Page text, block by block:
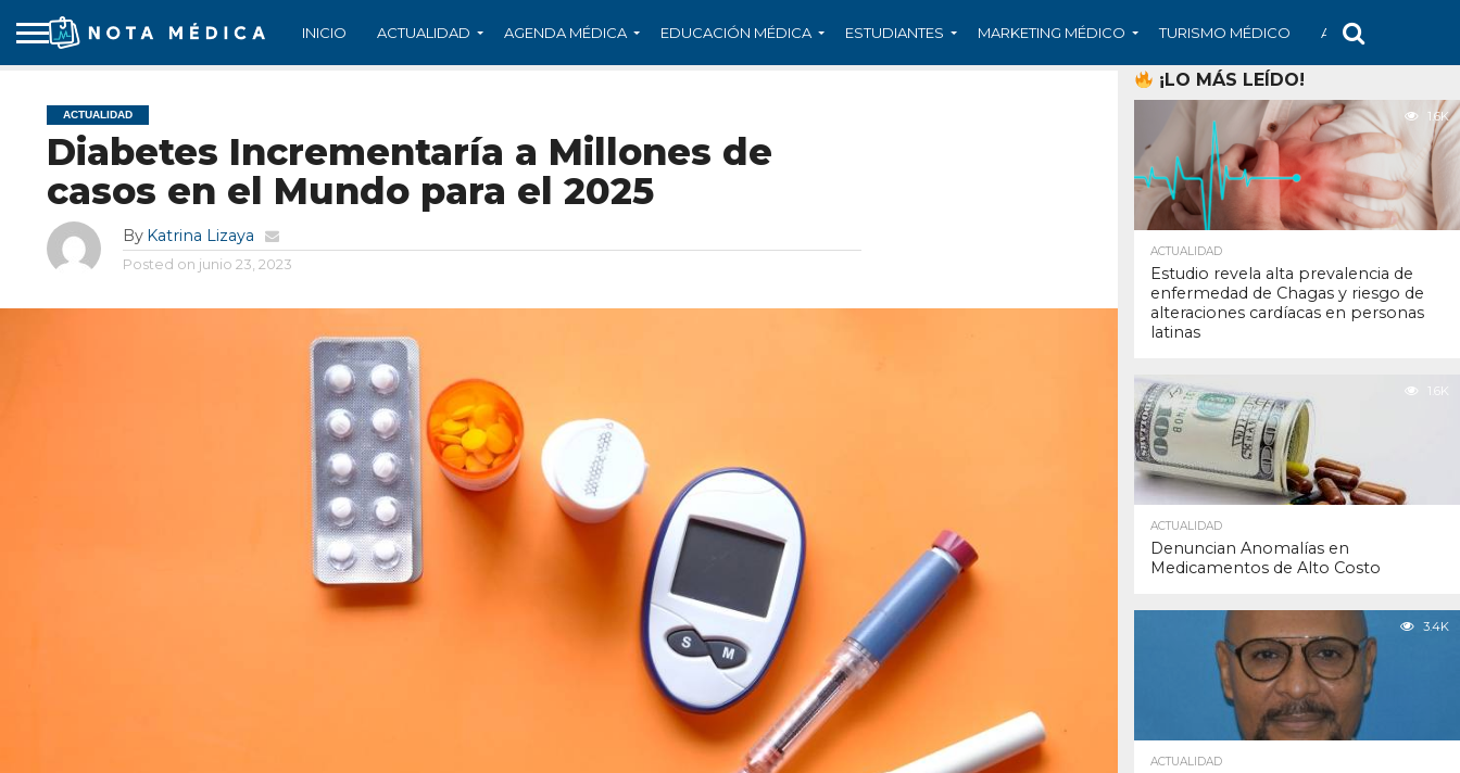
INICIO ACTUALIDAD AGENDA MÉDICA EDUCACIÓN MÉDICA ESTUDIANTES MARKETING MÉDICO TURISMO MÉDICO ARS
ACTUALIDAD
Diabetes Incrementaría a Millones de
casos en el Mundo para el 2025
By Katrina Lizaya
Posted on junio 23, 2023
¡LO MÁS LEÍDO!
1.6K
ACTUALIDAD
Estudio revela alta prevalencia de
enfermedad de Chagas y riesgo de
alteraciones cardíacas en personas
latinas
1.6K
ACTUALIDAD
Denuncian Anomalías en
Medicamentos de Alto Costo
3.4K
ACTUALIDAD